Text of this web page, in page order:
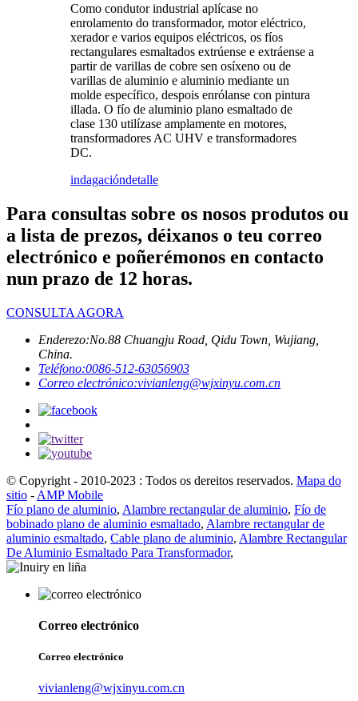
Como condutor industrial aplícase no
enrolamento do transformador, motor eléctrico,
xerador e varios equipos eléctricos, os fíos
rectangulares esmaltados extrúense e extráense a
partir de varillas de cobre sen osíxeno ou de
varillas de aluminio e aluminio mediante un
molde específico, despois enrólanse con pintura
illada. O fío de aluminio plano esmaltado de
clase 130 utilízase amplamente en motores,
transformadores AC UHV e transformadores
DC.
indagacióndetalle
Para consultas sobre os nosos produtos ou
a lista de prezos, déixanos o teu correo
electrónico e poñerémonos en contacto
nun prazo de 12 horas.
CONSULTA AGORA
Enderezo:No.88 Chuangju Road, Qidu Town, Wujiang,
China.
Teléfono:0086-512-63056903
Correo electrónico:vivianleng@wjxinyu.com.cn
© Copyright - 2010-2023 : Todos os dereitos reservados. Mapa do
sitio - AMP Mobile
Fío plano de aluminio, Alambre rectangular de aluminio, Fío de
bobinado plano de aluminio esmaltado, Alambre rectangular de
aluminio esmaltado, Cable plano de aluminio, Alambre Rectangular
De Aluminio Esmaltado Para Transformador,
Correo electrónico
Correo electrónico
vivianleng@wjxinyu.com.cn